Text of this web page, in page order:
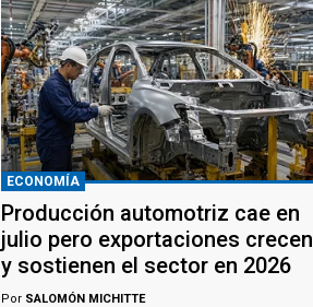
ECONOMÍA
Producción automotriz cae en
julio pero exportaciones crecen
y sostienen el sector en 2026
PorSALOMÓN MICHITTE